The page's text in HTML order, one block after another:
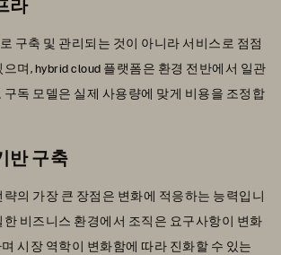
라
구축 및 관리되는 것이 아니라 서비스로 점점
며, hybrid cloud 플랫폼은 환경 전반에서 일관
구독 모델은 실제 사용량에 맞게 비용을 조정합
반 구축
의 가장 큰 장점은 변화에 적응하는 능력입니
한 비즈니스 환경에서 조직은 요구사항이 변화
시장 역학이 변화함에 따라 진화할 수 있는